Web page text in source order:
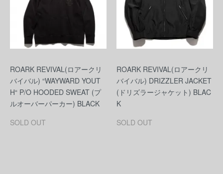
ROARK REVIVAL(ロアークリ
バイバル) “WAYWARD YOUT
H“ P/O HOODED SWEAT (プ
ルオーバーパーカー) BLACK
SOLD OUT
ROARK REVIVAL(ロアークリ
バイバル) DRIZZLER JACKET
(ドリズラージャケット) BLAC
K
SOLD OUT